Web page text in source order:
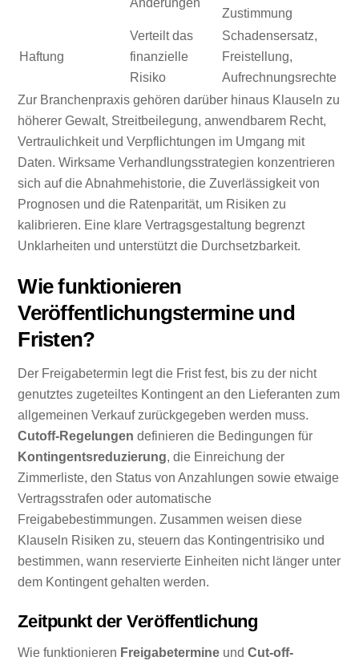
Änderungen
Zustimmung
Haftung
Verteilt das
finanzielle
Risiko
Schadensersatz,
Freistellung,
Aufrechnungsrechte
Zur Branchenpraxis gehören darüber hinaus Klauseln zu
höherer Gewalt, Streitbeilegung, anwendbarem Recht,
Vertraulichkeit und Verpflichtungen im Umgang mit
Daten. Wirksame Verhandlungsstrategien konzentrieren
sich auf die Abnahmehistorie, die Zuverlässigkeit von
Prognosen und die Ratenparität, um Risiken zu
kalibrieren. Eine klare Vertragsgestaltung begrenzt
Unklarheiten und unterstützt die Durchsetzbarkeit.
Wie funktionieren
Veröffentlichungstermine und
Fristen?
Der Freigabetermin legt die Frist fest, bis zu der nicht
genutztes zugeteiltes Kontingent an den Lieferanten zum
allgemeinen Verkauf zurückgegeben werden muss.
Cutoff-Regelungen definieren die Bedingungen für
Kontingentsreduzierung, die Einreichung der
Zimmerliste, den Status von Anzahlungen sowie etwaige
Vertragsstrafen oder automatische
Freigabebestimmungen. Zusammen weisen diese
Klauseln Risiken zu, steuern das Kontingentrisiko und
bestimmen, wann reservierte Einheiten nicht länger unter
dem Kontingent gehalten werden.
Zeitpunkt der Veröffentlichung
Wie funktionieren Freigabetermine undCut-off-